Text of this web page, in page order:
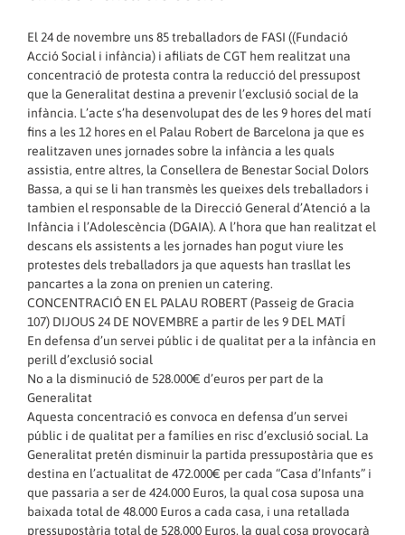
El 24 de novembre uns 85 treballadors de FASI ((Fundació
Acció Social i infància) i afiliats de CGT hem realitzat una
concentració de protesta contra la reducció del pressupost
que la Generalitat destina a prevenir l’exclusió social de la
infància. L’acte s’ha desenvolupat des de les 9 hores del matí
fins a les 12 hores en el Palau Robert de Barcelona ja que es
realitzaven unes jornades sobre la infància a les quals
assistia, entre altres, la Consellera de Benestar Social Dolors
Bassa, a qui se li han transmès les queixes dels treballadors i
tambien el responsable de la Direcció General d’Atenció a la
Infància i l’Adolescència (DGAIA). A l’hora que han realitzat el
descans els assistents a les jornades han pogut viure les
protestes dels treballadors ja que aquests han trasllat les
pancartes a la zona on prenien un catering.
CONCENTRACIÓ EN EL PALAU ROBERT (Passeig de Gracia
107) DIJOUS 24 DE NOVEMBRE a partir de les 9 DEL MATÍ
En defensa d’un servei públic i de qualitat per a la infància en
perill d’exclusió social
No a la disminució de 528.000€ d’euros per part de la
Generalitat
Aquesta concentració es convoca en defensa d’un servei
públic i de qualitat per a famílies en risc d’exclusió social. La
Generalitat pretén disminuir la partida pressupostària que es
destina en l’actualitat de 472.000€ per cada “Casa d’Infants” i
que passaria a ser de 424.000 Euros, la qual cosa suposa una
baixada total de 48.000 Euros a cada casa, i una retallada
pressupostària total de 528.000 Euros, la qual cosa provocarà